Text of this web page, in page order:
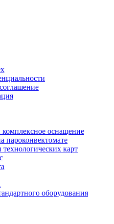
оснащение
пароконвектомате
карт
оборудования